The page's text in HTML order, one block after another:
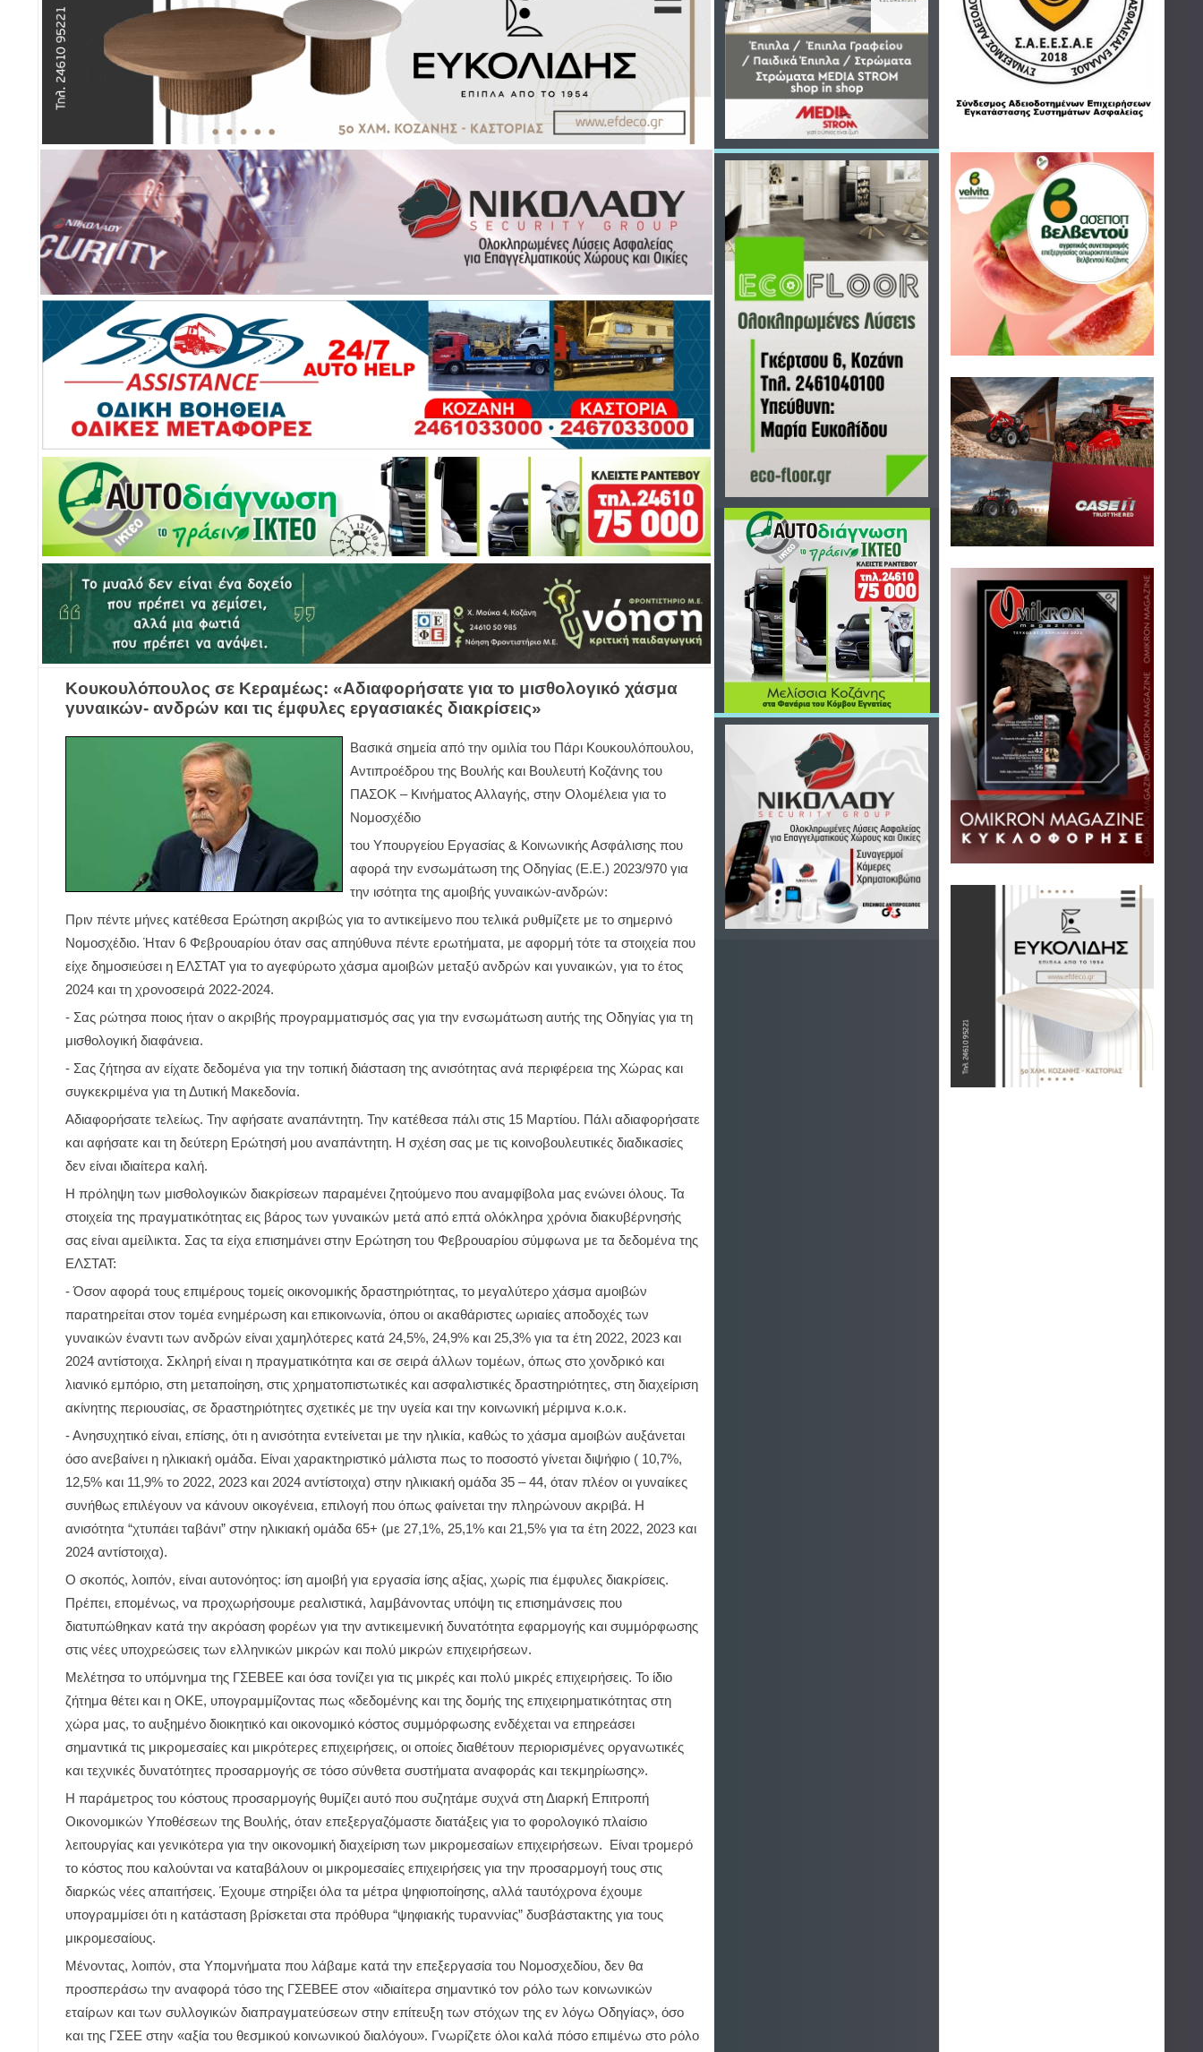
Κουκουλόπουλος σε Κεραμέως: «Αδιαφορήσατε για το μισθολογικό χάσμα
γυναικών- ανδρών και τις έμφυλες εργασιακές διακρίσεις»
Βασικά σημεία από την ομιλία του Πάρι Κουκουλόπουλου,
Αντιπροέδρου της Βουλής και Βουλευτή Κοζάνης του
ΠΑΣΟΚ – Κινήματος Αλλαγής, στην Ολομέλεια για το
Νομοσχέδιο
του Υπουργείου Εργασίας & Κοινωνικής Ασφάλισης που
αφορά την ενσωμάτωση της Οδηγίας (Ε.Ε.) 2023/970 για
την ισότητα της αμοιβής γυναικών-ανδρών:
Πριν πέντε μήνες κατέθεσα Ερώτηση ακριβώς για το αντικείμενο που τελικά ρυθμίζετε με το σημερινό
Νομοσχέδιο. Ήταν 6 Φεβρουαρίου όταν σας απηύθυνα πέντε ερωτήματα, με αφορμή τότε τα στοιχεία που
είχε δημοσιεύσει η ΕΛΣΤΑΤ για το αγεφύρωτο χάσμα αμοιβών μεταξύ ανδρών και γυναικών, για το έτος
2024 και τη χρονοσειρά 2022-2024.
- Σας ρώτησα ποιος ήταν ο ακριβής προγραμματισμός σας για την ενσωμάτωση αυτής της Οδηγίας για τη
μισθολογική διαφάνεια.
- Σας ζήτησα αν είχατε δεδομένα για την τοπική διάσταση της ανισότητας ανά περιφέρεια της Χώρας και
συγκεκριμένα για τη Δυτική Μακεδονία.
Αδιαφορήσατε τελείως. Την αφήσατε αναπάντητη. Την κατέθεσα πάλι στις 15 Μαρτίου. Πάλι αδιαφορήσατε
και αφήσατε και τη δεύτερη Ερώτησή μου αναπάντητη. Η σχέση σας με τις κοινοβουλευτικές διαδικασίες
δεν είναι ιδιαίτερα καλή.
Η πρόληψη των μισθολογικών διακρίσεων παραμένει ζητούμενο που αναμφίβολα μας ενώνει όλους. Τα
στοιχεία της πραγματικότητας εις βάρος των γυναικών μετά από επτά ολόκληρα χρόνια διακυβέρνησής
σας είναι αμείλικτα. Σας τα είχα επισημάνει στην Ερώτηση του Φεβρουαρίου σύμφωνα με τα δεδομένα της
ΕΛΣΤΑΤ:
- Όσον αφορά τους επιμέρους τομείς οικονομικής δραστηριότητας, το μεγαλύτερο χάσμα αμοιβών
παρατηρείται στον τομέα ενημέρωση και επικοινωνία, όπου οι ακαθάριστες ωριαίες αποδοχές των
γυναικών έναντι των ανδρών είναι χαμηλότερες κατά 24,5%, 24,9% και 25,3% για τα έτη 2022, 2023 και
2024 αντίστοιχα. Σκληρή είναι η πραγματικότητα και σε σειρά άλλων τομέων, όπως στο χονδρικό και
λιανικό εμπόριο, στη μεταποίηση, στις χρηματοπιστωτικές και ασφαλιστικές δραστηριότητες, στη διαχείριση
ακίνητης περιουσίας, σε δραστηριότητες σχετικές με την υγεία και την κοινωνική μέριμνα κ.ο.κ.
- Ανησυχητικό είναι, επίσης, ότι η ανισότητα εντείνεται με την ηλικία, καθώς το χάσμα αμοιβών αυξάνεται
όσο ανεβαίνει η ηλικιακή ομάδα. Είναι χαρακτηριστικό μάλιστα πως το ποσοστό γίνεται διψήφιο ( 10,7%,
12,5% και 11,9% το 2022, 2023 και 2024 αντίστοιχα) στην ηλικιακή ομάδα 35 – 44, όταν πλέον οι γυναίκες
συνήθως επιλέγουν να κάνουν οικογένεια, επιλογή που όπως φαίνεται την πληρώνουν ακριβά. Η
ανισότητα “χτυπάει ταβάνι” στην ηλικιακή ομάδα 65+ (με 27,1%, 25,1% και 21,5% για τα έτη 2022, 2023 και
2024 αντίστοιχα).
Ο σκοπός, λοιπόν, είναι αυτονόητος: ίση αμοιβή για εργασία ίσης αξίας, χωρίς πια έμφυλες διακρίσεις.
Πρέπει, επομένως, να προχωρήσουμε ρεαλιστικά, λαμβάνοντας υπόψη τις επισημάνσεις που
διατυπώθηκαν κατά την ακρόαση φορέων για την αντικειμενική δυνατότητα εφαρμογής και συμμόρφωσης
στις νέες υποχρεώσεις των ελληνικών μικρών και πολύ μικρών επιχειρήσεων.
Μελέτησα το υπόμνημα της ΓΣΕΒΕΕ και όσα τονίζει για τις μικρές και πολύ μικρές επιχειρήσεις. Το ίδιο
ζήτημα θέτει και η ΟΚΕ, υπογραμμίζοντας πως «δεδομένης και της δομής της επιχειρηματικότητας στη
χώρα μας, το αυξημένο διοικητικό και οικονομικό κόστος συμμόρφωσης ενδέχεται να επηρεάσει
σημαντικά τις μικρομεσαίες και μικρότερες επιχειρήσεις, οι οποίες διαθέτουν περιορισμένες οργανωτικές
και τεχνικές δυνατότητες προσαρμογής σε τόσο σύνθετα συστήματα αναφοράς και τεκμηρίωσης».
Η παράμετρος του κόστους προσαρμογής θυμίζει αυτό που συζητάμε συχνά στη Διαρκή Επιτροπή
Οικονομικών Υποθέσεων της Βουλής, όταν επεξεργαζόμαστε διατάξεις για το φορολογικό πλαίσιο
λειτουργίας και γενικότερα για την οικονομική διαχείριση των μικρομεσαίων επιχειρήσεων. Είναι τρομερό
το κόστος που καλούνται να καταβάλουν οι μικρομεσαίες επιχειρήσεις για την προσαρμογή τους στις
διαρκώς νέες απαιτήσεις. Έχουμε στηρίξει όλα τα μέτρα ψηφιοποίησης, αλλά ταυτόχρονα έχουμε
υπογραμμίσει ότι η κατάσταση βρίσκεται στα πρόθυρα “ψηφιακής τυραννίας” δυσβάστακτης για τους
μικρομεσαίους.
Μένοντας, λοιπόν, στα Υπομνήματα που λάβαμε κατά την επεξεργασία του Νομοσχεδίου, δεν θα
προσπεράσω την αναφορά τόσο της ΓΣΕΒΕΕ στον «ιδιαίτερα σημαντικό τον ρόλο των κοινωνικών
εταίρων και των συλλογικών διαπραγματεύσεων στην επίτευξη των στόχων της εν λόγω Οδηγίας», όσο
και της ΓΣΕΕ στην «αξία του θεσμικού κοινωνικού διαλόγου». Γνωρίζετε όλοι καλά πόσο επιμένω στο ρόλο